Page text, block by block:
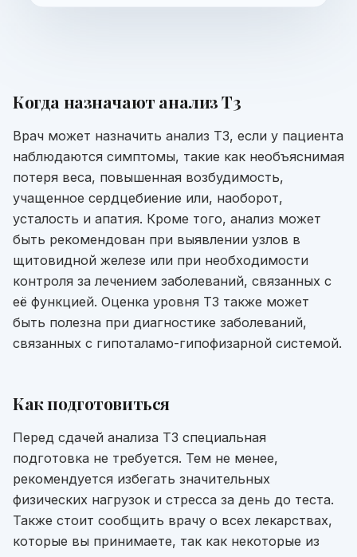
Когда назначают анализ Т3
Врач может назначить анализ Т3, если у пациента
наблюдаются симптомы, такие как необъяснимая
потеря веса, повышенная возбудимость,
учащенное сердцебиение или, наоборот,
усталость и апатия. Кроме того, анализ может
быть рекомендован при выявлении узлов в
щитовидной железе или при необходимости
контроля за лечением заболеваний, связанных с
её функцией. Оценка уровня Т3 также может
быть полезна при диагностике заболеваний,
связанных с гипоталамо-гипофизарной системой.
Как подготовиться
Перед сдачей анализа Т3 специальная
подготовка не требуется. Тем не менее,
рекомендуется избегать значительных
физических нагрузок и стресса за день до теста.
Также стоит сообщить врачу о всех лекарствах,
которые вы принимаете, так как некоторые из